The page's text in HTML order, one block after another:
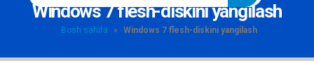
Windows 7 flesh-diskini yangilash
Bosh sahifa » Windows 7 flesh-diskini yangilash